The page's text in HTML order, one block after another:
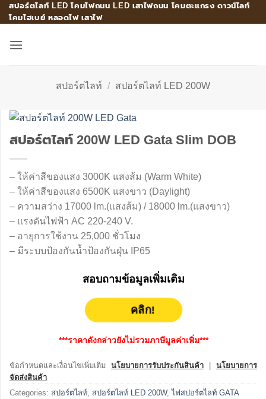
Skip
to
สปอร์ตไลท์ LED โคมไฟถนน LED เสาไฟถนน โคมตะแกรง ดาวน์ไลท์
โคมไฮเบย์ หลอดไฟ เสาไฟ
สปอร์ตไลท์ / สปอร์ตไลท์ LED 200W
สปอร์ตไลท์ 200W LED Gata Slim DOB
– ให้ค่าสีของแสง 3000K แสงส้ม (Warm White)
– ให้ค่าสีของแสง 6500K แสงขาว (Daylight)
– ความสว่าง 17000 lm.(แสงส้ม) / 18000 lm.(แสงขาว)
– แรงดันไฟฟ้า AC 220-240 V.
– อายุการใช้งาน 25,000 ชั่วโมง
– มีระบบป้องกันน้ำป้องกันฝุ่น IP65
สอบถามข้อมูลเพิ่มเติม
คลิก!
***ราคาดังกล่าวยังไม่รวมภาษีมูลค่าเพิ่ม***
ข้อกำหนดและเงื่อนไขเพิ่มเติม นโยบายการรับประกันสินค้า
นโยบายการ
จัดส่งสินค้า
Categories: สปอร์ตไลท์ สปอร์ตไลท์ LED 200W,ไฟสปอร์ตไลท์ GATA